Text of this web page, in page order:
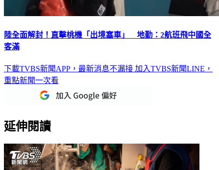
陸全面解封！直擊桃機「出境塞車」 地勤：2航班飛中國全
客滿
下載TVBS新聞APP，最新消息不漏接 加入TVBS新聞LINE，
重點新聞一次看
延伸閱讀